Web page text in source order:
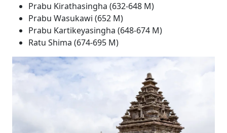
Prabu Kirathasingha (632-648 M)
Prabu Wasukawi (652 M)
Prabu Kartikeyasingha (648-674 M)
Ratu Shima (674-695 M)